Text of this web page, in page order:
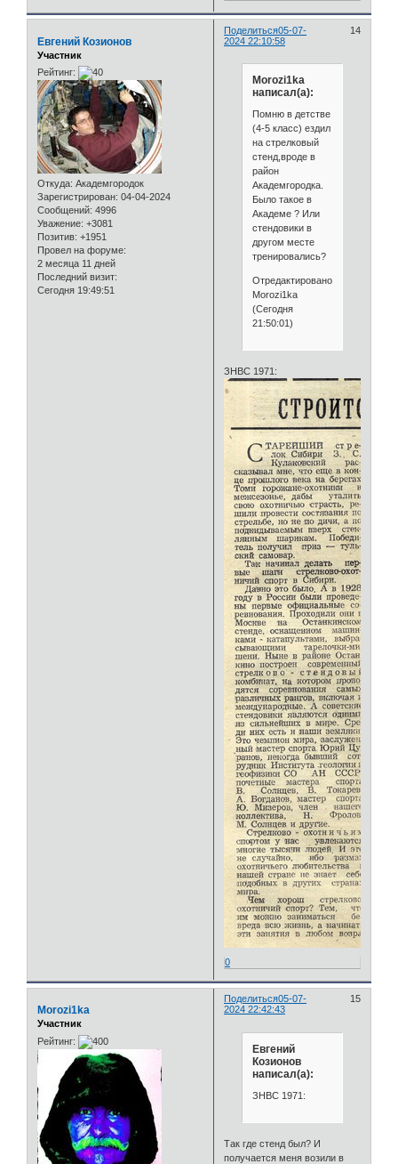
Поделиться 14
05-07-
2024 22:10:58
Евгений Козионов
Участник
Рейтинг:
Откуда: Академгородок
Зарегистрирован: 04-04-2024
Сообщений: 4996
Уважение: +3081
Позитив: +1951
Провел на форуме:
2 месяца 11 дней
Последний визит:
Сегодня 19:49:51
Morozi1ka
написал(а):
Помню в детстве
(4-5 класс) ездил
на стрелковый
стенд,вроде в
район
Академгородка.
Было такое в
Академе ? Или
стендовики в
другом месте
тренировались?
Отредактировано
Morozi1ka
(Сегодня
21:50:01)
ЗНВС 1971:
0
Поделиться 15
05-07-
2024 22:42:43
Morozi1ka
Участник
Рейтинг:
Евгений
Козионов
написал(а):
ЗНВС 1971:
Так где стенд был? И
получается меня возили в